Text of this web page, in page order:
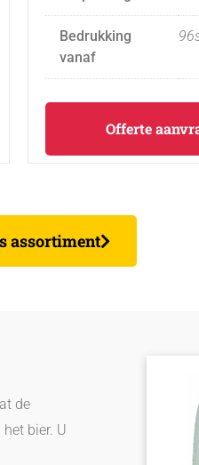
Bedrukking
vanaf
Offerte
assortiment
de
bier. U